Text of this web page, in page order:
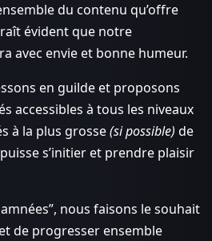
du contenu qu’offre
évident que notre
avec envie et bonne humeur.
en guilde et proposons
accessibles à tous les niveaux
à la plus grosse(si possible) de
s’initier et prendre plaisir
nous faisons le souhait
de progresser ensemble